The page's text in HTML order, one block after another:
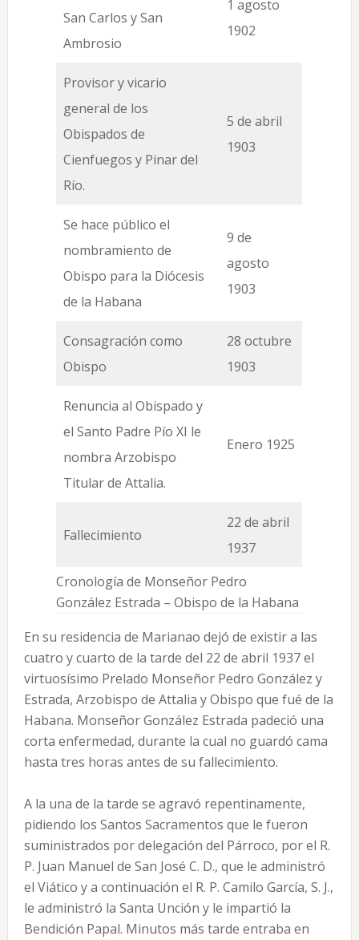
San Carlos y San
Ambrosio
1 agosto
1902
Provisor y vicario
general de los
Obispados de
Cienfuegos y Pinar del
Río.
5 de abril
1903
Se hace público el
nombramiento de
Obispo para la Diócesis
de la Habana
9 de
agosto
1903
Consagración como
Obispo
28 octubre
1903
Renuncia al Obispado y
el Santo Padre Pío XI le
nombra Arzobispo
Titular de Attalia.
Enero 1925
Fallecimiento
22 de abril
1937
Cronología de Monseñor Pedro
González Estrada – Obispo de la Habana
En su residencia de Marianao dejó de existir a las
cuatro y cuarto de la tarde del 22 de abril 1937 el
virtuosísimo Prelado Monseñor Pedro González y
Estrada, Arzobispo de Attalia y Obispo que fué de la
Habana. Monseñor González Estrada padeció una
corta enfermedad, durante la cual no guardó cama
hasta tres horas antes de su fallecimiento.
A la una de la tarde se agravó repentinamente,
pidiendo los Santos Sacramentos que le fueron
suministrados por delegación del Párroco, por el R.
P. Juan Manuel de San José C. D., que le administró
el Viático y a continuación el R. P. Camilo García, S. J.,
le administró la Santa Unción y le impartió la
Bendición Papal. Minutos más tarde entraba en